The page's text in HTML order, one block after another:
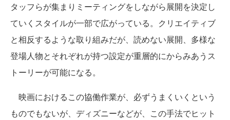
タッフらが集まりミーティングをしながら展開を決定し
ていくスタイルが一部で広がっている。クリエイティブ
と相反するような取り組みだが、読めない展開、多様な
登場人物とそれぞれが持つ設定が重層的にからみあうス
トーリーが可能になる。
映画におけるこの協働作業が、必ずうまくいくという
ものでもないが、ディズニーなどが、この手法でヒット